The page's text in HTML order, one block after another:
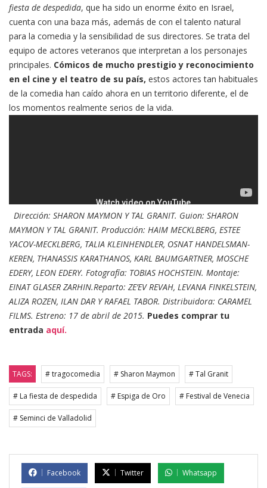
fiesta de despedida, que ha sido un enorme éxito en Israel,
cuenta con una baza más, además de con el talento natural
para la comedia y la sensibilidad de sus directores. Se trata del
equipo de actores veteranos que interpretan a los personajes
principales. Cómicos de mucho prestigio y reconocimiento
en el cine y el teatro de su país, estos actores tan habituales
de la comedia han caído ahora en un territorio diferente, el de
los momentos realmente serios de la vida.
Dirección: SHARON MAYMON Y TAL GRANIT. Guion: SHARON
MAYMON Y TAL GRANIT. Producción: HAIM MECKLBERG, ESTEE
YACOV-MECKLBERG, TALIA KLEINHENDLER, OSNAT HANDELSMAN-
KEREN, THANASSIS KARATHANOS, KARL BAUMGARTNER, MOSCHE
EDERY, LEON EDERY. Fotografía: TOBIAS HOCHSTEIN. Montaje:
EINAT GLASER ZARHIN.Reparto: ZE’EV REVAH, LEVANA FINKELSTEIN,
ALIZA ROZEN, ILAN DAR Y RAFAEL TABOR. Distribuidora: CARAMEL
FILMS. Estreno: 17 de abril de 2015. Puedes comprar tu
entrada aquí.
TAGS: # tragocomedia # Sharon Maymon # Tal Granit
# La fiesta de despedida # Espiga de Oro # Festival de Venecia
# Seminci de Valladolid
Facebook Twitter Whatsapp